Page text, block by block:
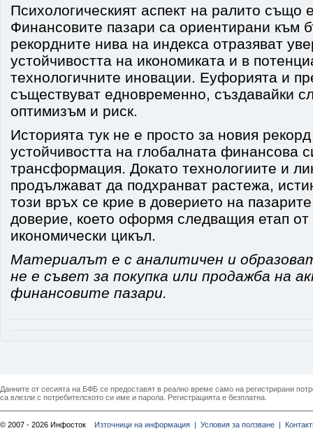
Психологическият аспект на ралито също
Финансовите пазари са ориентирани към
рекордните нива на индекса отразяват
устойчивостта на икономиката и в
технологичните иновации. Еуфорията и
съществуват едновременно, създавайки
оптимизъм и риск.
Историята тук не е просто за новия
устойчивостта на глобалната финансова
трансформация. Докато технологиите и
продължават да подхранват растежа,
този връх се крие в доверието на
доверие, което оформя следващия етап от
икономически цикъл.
Материалът е с аналитичен и
не е съвет за покупка или продажба на
финансовите пазари.
Данните от сесията на БФБ се предоставят в реално време само на регистрирани
са влезли с потребителското си име и парола. Регистрацията е безплатна.
© 2007 - 2026 Инфосток Източници на информация | Условия за ползване |